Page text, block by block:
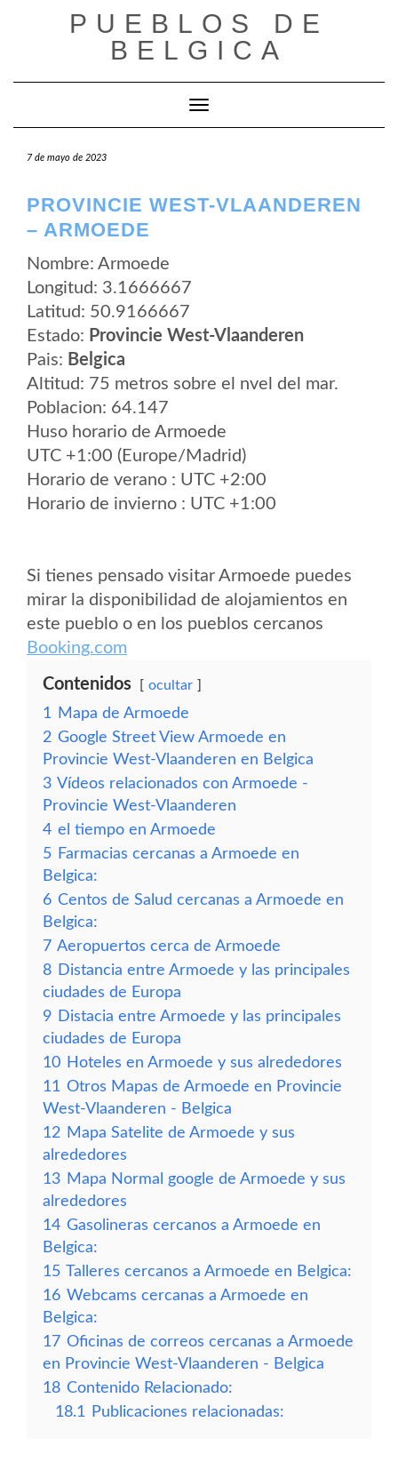
PUEBLOS DE
BELGICA
Cambiar modo de navegación
7 de mayo de 2023
PROVINCIE WEST-VLAANDEREN
– ARMOEDE
Nombre: Armoede
Longitud: 3.1666667
Latitud: 50.9166667
Estado: Provincie West-Vlaanderen
Pais: Belgica
Altitud: 75 metros sobre el nvel del mar.
Poblacion: 64.147
Huso horario de Armoede
UTC +1:00 (Europe/Madrid)
Horario de verano : UTC +2:00
Horario de invierno : UTC +1:00
Si tienes pensado visitar Armoede puedes
mirar la disponibilidad de alojamientos en
este pueblo o en los pueblos cercanos
Booking.com
Contenidos ocultar
1
Mapa de Armoede
2 Google Street View Armoede en
Provincie West-Vlaanderen en Belgica
3 Vídeos relacionados con Armoede -
Provincie West-Vlaanderen
4 el tiempo en Armoede
5 Farmacias cercanas a Armoede en
Belgica:
6 Centos de Salud cercanas a Armoede en
Belgica:
7 Aeropuertos cerca de Armoede
8 Distancia entre Armoede y las principales
ciudades de Europa
9 Distacia entre Armoede y las principales
ciudades de Europa
10 Hoteles en Armoede y sus alrededores
11 Otros Mapas de Armoede en Provincie
West-Vlaanderen - Belgica
12 Mapa Satelite de Armoede y sus
alrededores
13 Mapa Normal google de Armoede y sus
alrededores
14 Gasolineras cercanos a Armoede en
Belgica:
15 Talleres cercanos a Armoede en Belgica:
16 Webcams cercanas a Armoede en
Belgica:
17 Oficinas de correos cercanas a Armoede
en Provincie West-Vlaanderen - Belgica
18 Contenido Relacionado:
18.1
Publicaciones relacionadas: